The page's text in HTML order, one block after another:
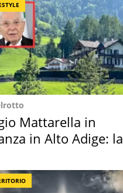
Mattarella in
in Alto Adige: la